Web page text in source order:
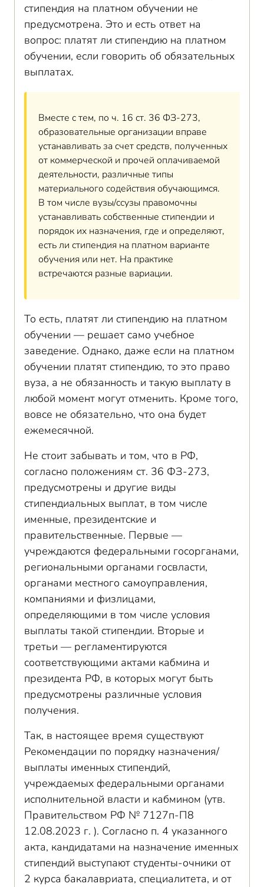
стипендия на платном обучении не
предусмотрена. Это и есть ответ на
вопрос: платят ли стипендию на платном
обучении, если говорить об обязательных
выплатах.
Вместе с тем, по ч. 16 ст. 36 ФЗ-273,
образовательные организации вправе
устанавливать за счет средств, полученных
от коммерческой и прочей оплачиваемой
деятельности, различные типы
материального содействия обучающимся.
В том числе вузы/ссузы правомочны
устанавливать собственные стипендии и
порядок их назначения, где и определяют,
есть ли стипендия на платном варианте
обучения или нет. На практике
встречаются разные вариации.
То есть, платят ли стипендию на платном
обучении — решает само учебное
заведение. Однако, даже если на платном
обучении платят стипендию, то это право
вуза, а не обязанность и такую выплату в
любой момент могут отменить. Кроме того,
вовсе не обязательно, что она будет
ежемесячной.
Не стоит забывать и том, что в РФ,
согласно положениям ст. 36 ФЗ-273,
предусмотрены и другие виды
стипендиальных выплат, в том числе
именные, президентские и
правительственные. Первые —
учреждаются федеральными госорганами,
региональными органами госвласти,
органами местного самоуправления,
компаниями и физлицами,
определяющими в том числе условия
выплаты такой стипендии. Вторые и
третьи — регламентируются
соответствующими актами кабмина и
президента РФ, в которых могут быть
предусмотрены различные условия
получения.
Так, в настоящее время существуют
Рекомендации по порядку назначения/
выплаты именных стипендий,
учреждаемых федеральными органами
исполнительной власти и кабмином (утв.
Правительством РФ № 7127п-П8
12.08.2023 г. ). Согласно п. 4 указанного
акта, кандидатами на назначение именных
стипендий выступают студенты-очники от
2 курса бакалавриата, специалитета, и от